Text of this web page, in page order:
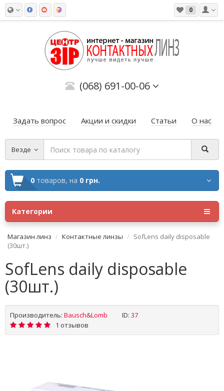
0
(068) 691-00-06
Задать вопрос Акции и скидки Статьи О нас
Везде
0 товаров, на 0 грн.
Категории
Магазин линз Контактные линзы
SofLens daily disposable
(30шт.)
SofLens daily disposable
(30шт.)
Производитель: Bausch&Lomb ID: 37
1 отзывов